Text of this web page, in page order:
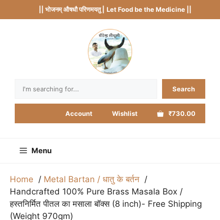
to
|| भोजनम् औषधौ परिणमयतु | Let Food be the Medicine ||
Search
Account Wishlist ₹730.00
Menu
Home
Metal Bartan / धातु के बर्तन
Handcrafted 100% Pure Brass Masala Box /
हस्तनिर्मित पीतल का मसाला बॉक्स (8 inch)- Free Shipping
(Weight 970gm)